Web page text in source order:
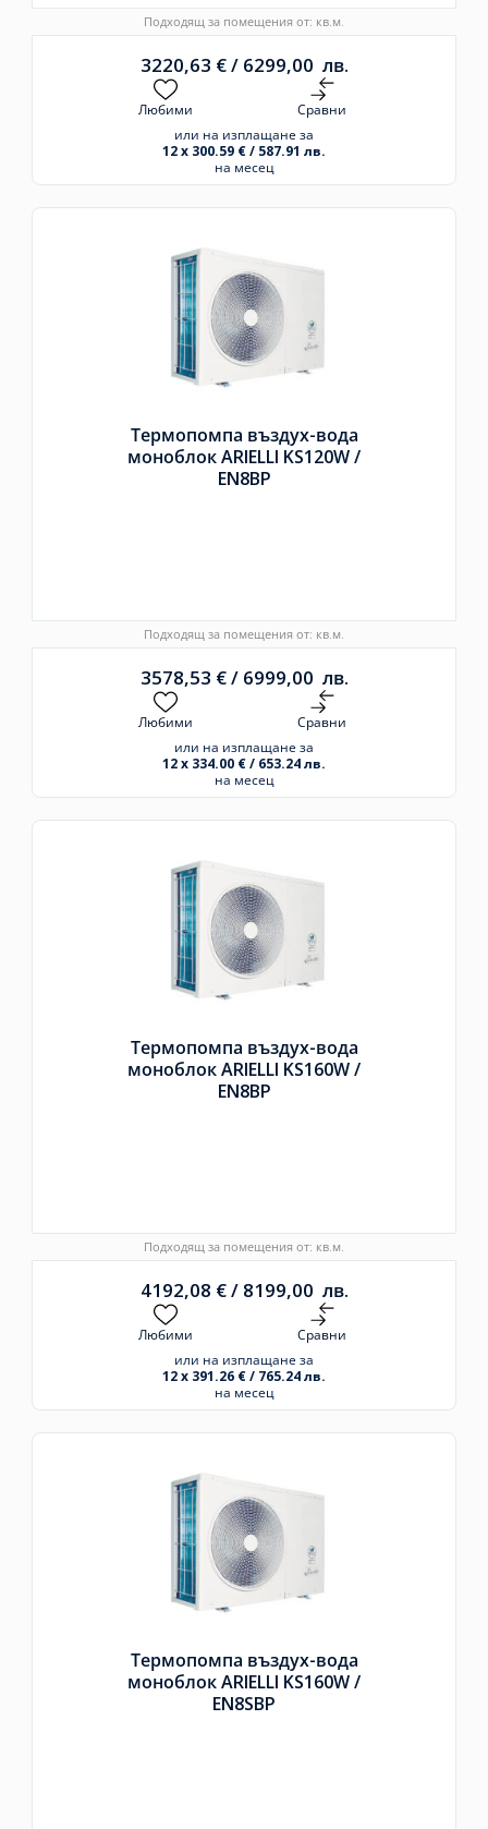
Подходящ за помещения от: кв.м.
3220,63 €/ 6299,00 лв.
Любими
Сравни
или на изплащане за
12 x 300.59 € / 587.91 лв.
на месец
Термопомпа въздух-вода
моноблок ARIELLI KS120W /
EN8BP
Подходящ за помещения от: кв.м.
3578,53 €/ 6999,00 лв.
Любими
Сравни
или на изплащане за
12 x 334.00 € / 653.24 лв.
на месец
Термопомпа въздух-вода
моноблок ARIELLI KS160W /
EN8BP
Подходящ за помещения от: кв.м.
4192,08 €/ 8199,00 лв.
Любими
Сравни
или на изплащане за
12 x 391.26 € / 765.24 лв.
на месец
Термопомпа въздух-вода
моноблок ARIELLI KS160W /
EN8SBP